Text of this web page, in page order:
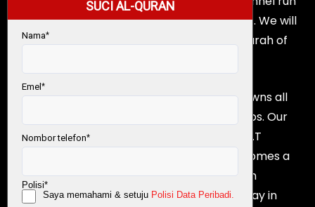
by Warisan Ummah Ikhlas Foundation (WUI). We will
share videos related to understanding 114 Surah of
MY #QURANTIME is produced by WUI. WUI owns all
rights on the contents published in the videos. Our
goal is to share the message from Allah S.W.T
through Quran, Prayer and Infak until it becomes a
manual for the Ummah, inculcated in human
operating system which eventually will potray in